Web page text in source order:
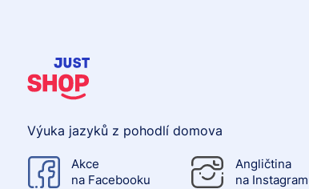
Výuka jazyků z pohodlí domova
Akce
na Facebooku
Angličtina
na